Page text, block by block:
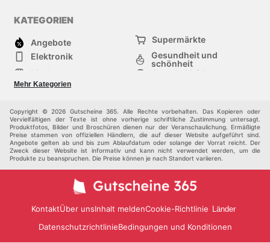
KATEGORIEN
Angebote
Supermärkte
Elektronik
Gesundheit und
schönheit
Mode
Sportbekleidung
Baumarkt
Mehr Kategorien
Copyright © 2026 Gutscheine 365. Alle Rechte vorbehalten. Das Kopieren oder
Vervielfältigen der Texte ist ohne vorherige schriftliche Zustimmung untersagt.
Produktfotos, Bilder und Broschüren dienen nur der Veranschaulichung. Ermäßigte
Preise stammen von offiziellen Händlern, die auf dieser Website aufgeführt sind.
Angebote gelten ab und bis zum Ablaufdatum oder solange der Vorrat reicht. Der
Zweck dieser Website ist informativ und kann nicht verwendet werden, um die
Produkte zu beanspruchen. Die Preise können je nach Standort variieren.
KontaktÜber unsInhalt meldenCookie-Richtlinie Länder
DatenschutzrichtlinieBedingungen und Konditionen